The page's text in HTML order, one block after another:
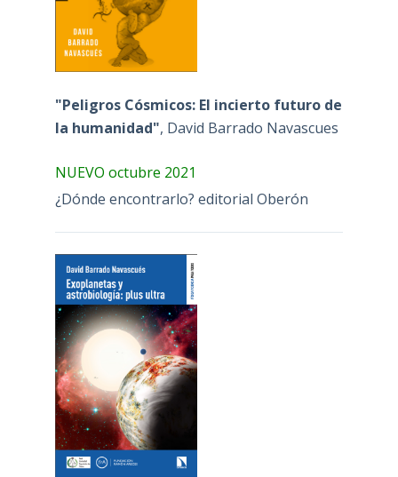
"Peligros Cósmicos: El incierto futuro de
la humanidad", David Barrado Navascues
NUEVO octubre 2021
¿Dónde encontrarlo? editorial Oberón